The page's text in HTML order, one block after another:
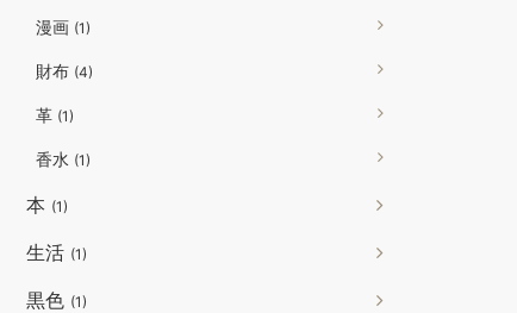
漫画 (1)
財布 (4)
革 (1)
香水 (1)
本 (1)
生活 (1)
黒色 (1)